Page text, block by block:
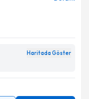
Haritada Göster